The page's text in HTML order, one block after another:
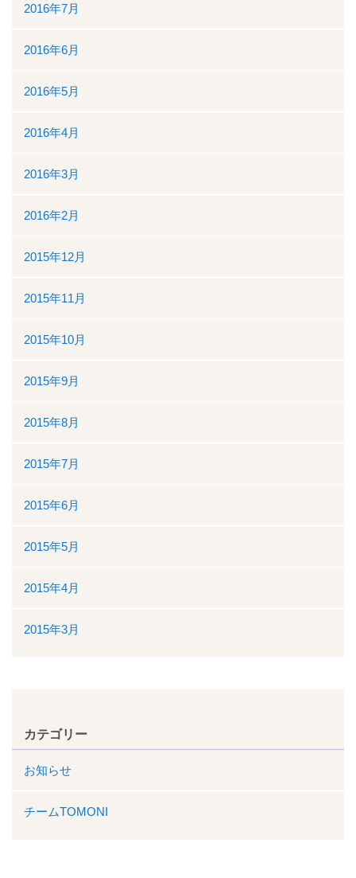
2016年7月
2016年6月
2016年5月
2016年4月
2016年3月
2016年2月
2015年12月
2015年11月
2015年10月
2015年9月
2015年8月
2015年7月
2015年6月
2015年5月
2015年4月
2015年3月
カテゴリー
お知らせ
チームTOMONI